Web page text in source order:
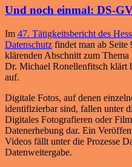
Und noch einmal: DS-
Im 47. Tätigkeitsbericht des
Datenschutz findet man ab Seite
klärenden Abschnitt zum
Dr. Michael Ronellenfitsch klärt
auf.
Digitale Fotos, auf denen
identifizierbar sind, fallen unter
Digitales Fotografieren oder
Datenerhebung dar. Ein
Videos fällt unter die Prozesse
Datenweitergabe.